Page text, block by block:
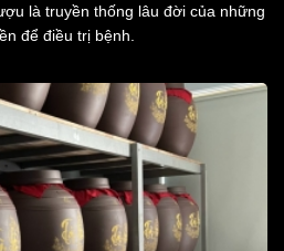
là truyền thống lâu đời của những
để điều trị bệnh.